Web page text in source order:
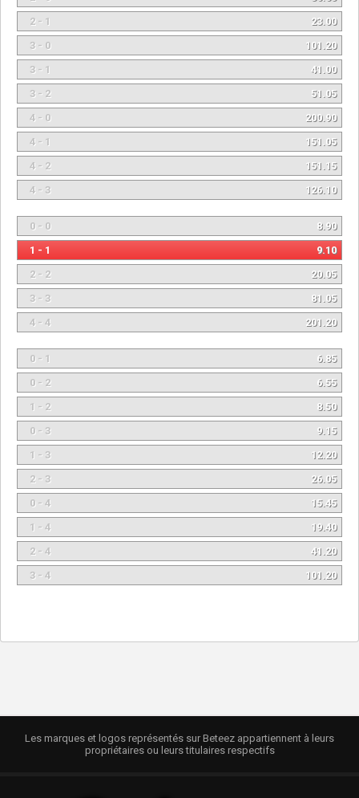
2 - 1
23.00
3 - 0
101.20
3 - 1
41.00
3 - 2
51.05
4 - 0
200.90
4 - 1
151.05
4 - 2
151.15
4 - 3
126.10
0 - 0
8.90
1 - 1
9.10
2 - 2
20.05
3 - 3
81.05
4 - 4
201.20
0 - 1
6.85
0 - 2
6.55
1 - 2
8.50
0 - 3
9.15
1 - 3
12.20
2 - 3
26.05
0 - 4
15.45
1 - 4
19.40
2 - 4
41.20
3 - 4
101.20
Les marques et logos représentés sur Beteez appartiennent à leurs
propriétaires ou leurs titulaires respectifs